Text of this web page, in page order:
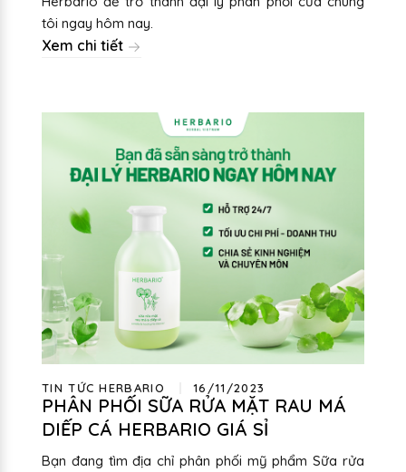
tôi ngay hôm nay.
Xem chi tiết
TIN TỨC HERBARIO 16/11/2023
PHÂN PHỐI SỮA RỬA MẶT RAU MÁ
DIẾP CÁ HERBARIO GIÁ SỈ
Bạn đang tìm địa chỉ phân phối mỹ phẩm Sữa rửa